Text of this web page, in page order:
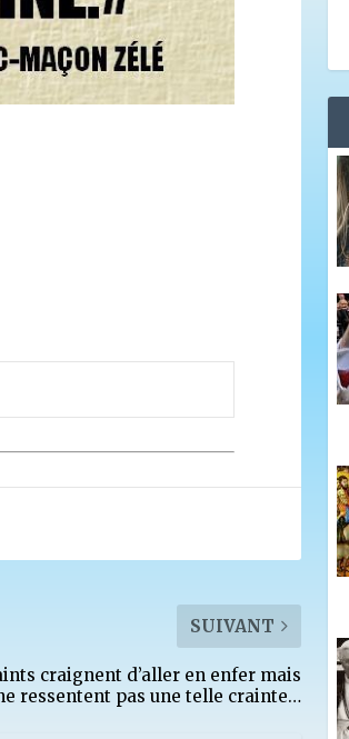
SUIVANT
craignent d’aller en enfer mais
ressentent pas une telle crainte…